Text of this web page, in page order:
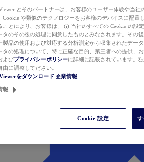
とそのパートナーは、お客様のユーザー体験や当
Cookie や類似のテクノロジーをお客様のデバイスに配置
ことにより、お客様は、 (i) 当社のすべての Cookie の設
タのその後の処理に同意したものとみなされます。その
製品の使用および対応する分析測定から収集されたデー
タの処理について、特に正確な目的、第三者への提供、
よびプライバシーポリシーに詳細に記載されています。
由に調整してださい。
をダウンロード 企業情報
報
Cookie 設定 す